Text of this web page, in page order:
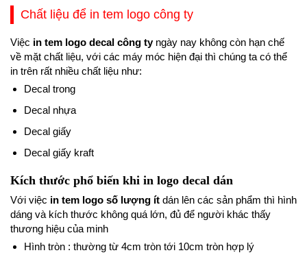
Chất liệu để in tem logo công ty
Việc in tem logo decal công tyngày nay không còn hạn chế
về mặt chất liệu, với các máy móc hiện đại thì chúng ta có thể
in trên rất nhiều chất liệu như:
Decal trong
Decal nhựa
Decal giấy
Decal giấy kraft
Kích thước phổ biến khi in logo decal dán
Với việc in tem logo số lượng ít dán lên các sản phẩm thì hình
dáng và kích thước không quá lớn, đủ để người khác thấy
thương hiệu của minh
Hình tròn : thường từ 4cm tròn tới 10cm tròn hợp lý